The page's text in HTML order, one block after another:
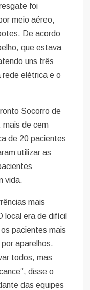
foi
meio aéreo,
De acordo
que estava
uns três
elétrica e o
Socorro de
mais de cem
de 20 pacientes
utilizar as
vida.
mais
local era de difícil
pacientes mais
aparelhos.
todos, mas
disse o
das equipes